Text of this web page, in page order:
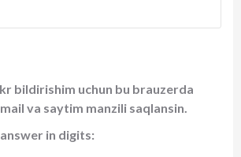
bildirishim uchun bu brauzerda
va saytim manzili saqlansin.
in digits: